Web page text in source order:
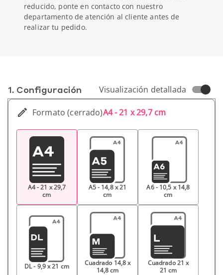
reducido, ponte en contacto con nuestro
departamento de atención al cliente antes de
realizar tu pedido.
1. Conf­iguración Visualización detallada
Formato (cerrado)A4 - 21 x 29,7 cm
A4 - 21 x 29,7
cm
A5 - 14,8 x 21
cm
A6 - 10,5 x 14,8
cm
DL - 9,9 x 21 cm
Cuadrado 14,8 x
14,8 cm
Cuadrado 21 x
21 cm